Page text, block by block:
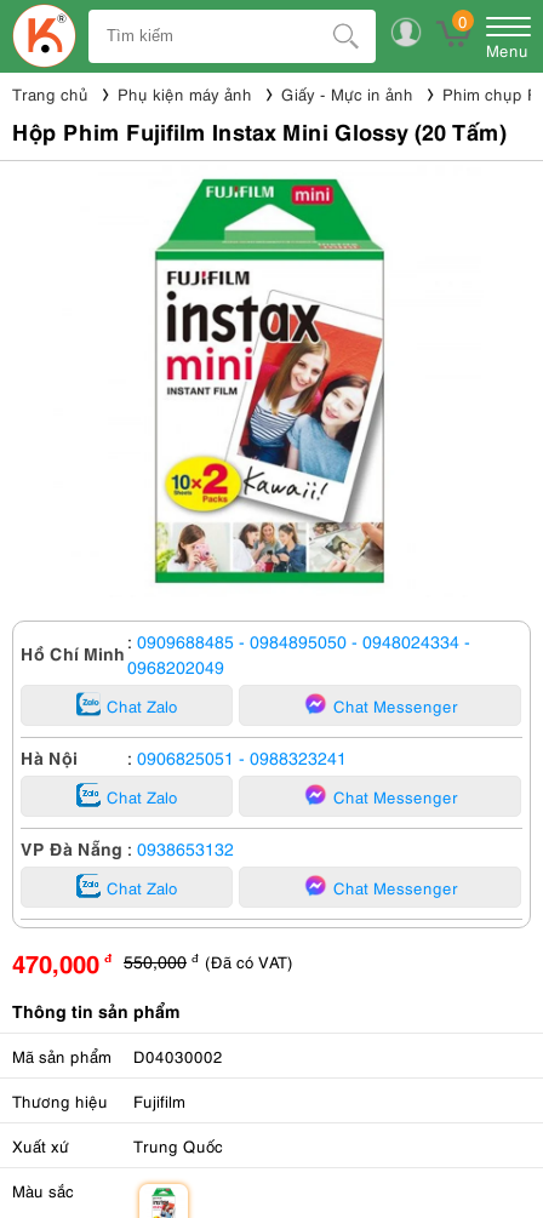
0
Menu
Trang chủ Phụ kiện máy ảnh Giấy - Mực in ảnh Phim chụp
Hộp Phim Fujifilm Instax Mini Glossy (20 Tấm)
Hồ Chí Minh : 0909688485 - 0984895050 - 0948024334 -
0968202049
Chat Zalo Chat Messenger
Hà Nội : 0906825051 - 0988323241
Chat Zalo Chat Messenger
VP Đà Nẵng : 0938653132
Chat Zalo Chat Messenger
470,000 đ 550,000 đ (Đã có VAT)
Thông tin sản phẩm
Mã sản phẩm D04030002
Thương hiệu Fujifilm
Xuất xứ Trung Quốc
Màu sắc